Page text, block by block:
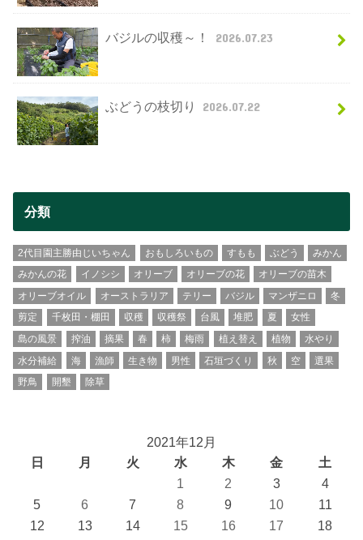
バジルの収穫～！ 2026.07.23
ぶどうの枝切り 2026.07.22
分類
2代目園主勝由じいちゃん おもしろいもの すもも ぶどう
みかん
みかんの花
イノシシ オリーブ オリーブの花
オリーブの苗木
オリーブオイル
オーストラリア テリー バジル マンザニロ
冬
剪定
千枚田・棚田 収穫 収穫祭 台風 堆肥 夏
女性
島の風景
搾油 摘果 春 柿 梅雨 植え替え 植物
水やり
水分補給
海 漁師 生き物 男性 石垣づくり 秋 空
選果
野鳥
開墾 除草
2021年12月
日
月 火 水 木 金 土
1 2 3
4
5
6 7 8 9 10
11
12
13 14 15 16 17
18